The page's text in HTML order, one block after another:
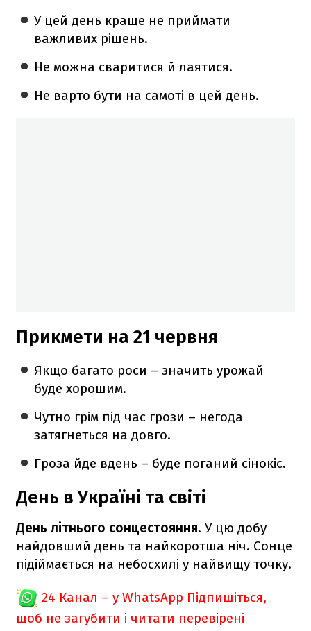
У цей день краще не приймати
важливих рішень.
Не можна сваритися й лаятися.
Не варто бути на самоті в цей день.
Прикмети на 21 червня
Якщо багато роси – значить урожай
буде хорошим.
Чутно грім під час грози – негода
затягнеться на довго.
Гроза йде вдень – буде поганий сінокіс.
День в Україні та світі
День літнього сонцестояння. У цю добу
найдовший день та найкоротша ніч. Сонце
підіймається на небосхилі у найвищу точку.
24 Канал – у WhatsApp Підпишіться,
щоб не загубити і читати перевірені